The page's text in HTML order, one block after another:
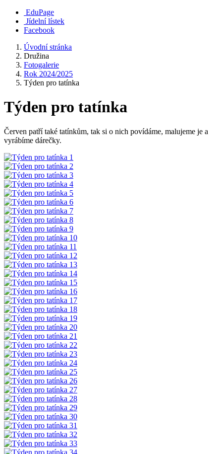
EduPage
Jídelní lístek
Facebook
Úvodní stránka
Družina
Fotogalerie
Rok 2024/2025
Týden pro tatínka
Týden pro tatínka
Červen patří také tatínkům, tak si o nich povídáme, malujeme je a
vyrábíme dárečky.